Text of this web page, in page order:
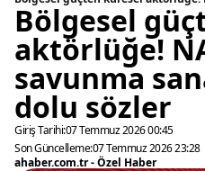
Bölgesel
aktörlüğe!
savunma
dolu sözler
Giriş Tarihi:07 Temmuz 2026 00:45
Son Güncelleme:07 Temmuz 2026 23:28
ahaber.com.tr - Özel Haber